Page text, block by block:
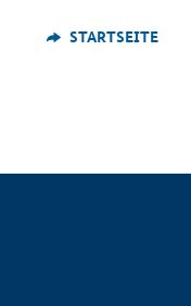
STARTSEITE